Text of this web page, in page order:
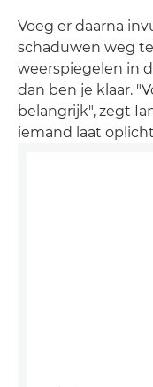
Voeg er daarna
schaduwen weg
weerspiegelen in
dan ben je klaar.
belangrijk", zegt
iemand laat